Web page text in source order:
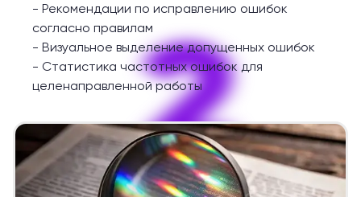
2
- Рекомендации по исправлению ошибок
согласно правилам
- Визуальное выделение допущенных ошибок
- Статистика частотных ошибок для
целенаправленной работы